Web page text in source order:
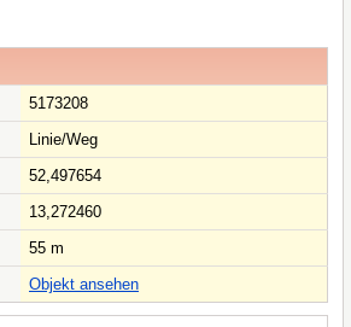
5173208
Linie/Weg
52,497654
13,272460
55 m
Objekt ansehen